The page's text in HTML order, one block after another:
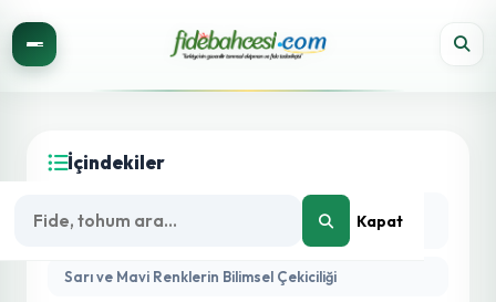
Kapat
İçindekiler
Entegre Zararlı Yönetimi (IPM) ve Yapışkan
Sarı ve Mavi Renklerin Bilimsel Çekiciliği